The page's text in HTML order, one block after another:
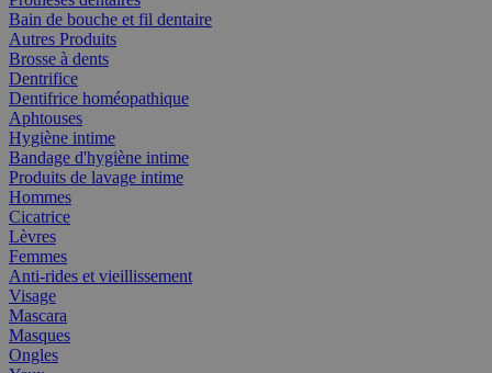
Bain de bouche et fil dentaire
Autres Produits
Brosse à dents
Dentrifice
Dentifrice homéopathique
Aphtouses
Hygiène intime
Bandage d'hygiène intime
Produits de lavage intime
Hommes
Cicatrice
Lèvres
Femmes
Anti-rides et vieillissement
Visage
Mascara
Masques
Ongles